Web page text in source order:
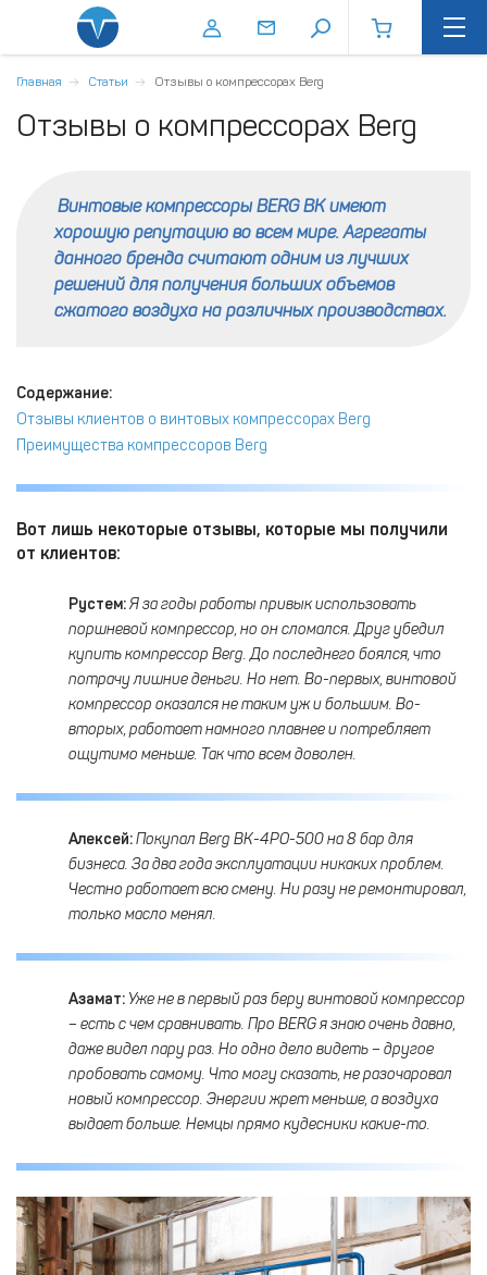
Главная Статьи Отзывы о компрессорах Berg
Отзывы о компрессорах Berg
Винтовые компрессоры BERG BK имеют
хорошую репутацию во всем мире. Агрегаты
данного бренда считают одним из лучших
решений для получения больших объемов
сжатого воздуха на различных производствах.
Содержание:
Отзывы клиентов о винтовых компрессорах Berg
Преимущества компрессоров Berg
Вот лишь некоторые отзывы, которые мы получили
от клиентов:
Рустем:Я за годы работы привык использовать
поршневой компрессор, но он сломался. Друг убедил
купить компрессор Berg. До последнего боялся, что
потрачу лишние деньги. Но нет. Во-первых, винтовой
компрессор оказался не таким уж и большим. Во-
вторых, работает намного плавнее и потребляет
ощутимо меньше. Так что всем доволен.
Алексей:Покупал Berg ВК-4РО-500 на 8 бар для
бизнеса. За два года эксплуатации никаких проблем.
Честно работает всю смену. Ни разу не ремонтировал,
только масло менял.
Азамат: Уже не в первый раз беру винтовой компрессор
– есть с чем сравнивать. Про BERGя знаю очень давно,
даже видел пару раз. Но одно дело видеть – другое
пробовать самому. Что могу сказать, не разочаровал
новый компрессор. Энергии жрет меньше, а воздуха
выдает больше. Немцы прямо кудесники какие-то.